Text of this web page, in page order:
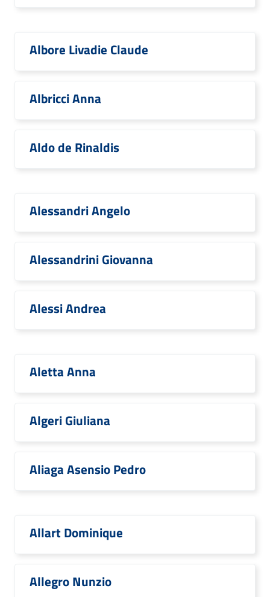
Albore Livadie Claude
Albricci Anna
Aldo de Rinaldis
Alessandri Angelo
Alessandrini Giovanna
Alessi Andrea
Aletta Anna
Algeri Giuliana
Aliaga Asensio Pedro
Allart Dominique
Allegro Nunzio